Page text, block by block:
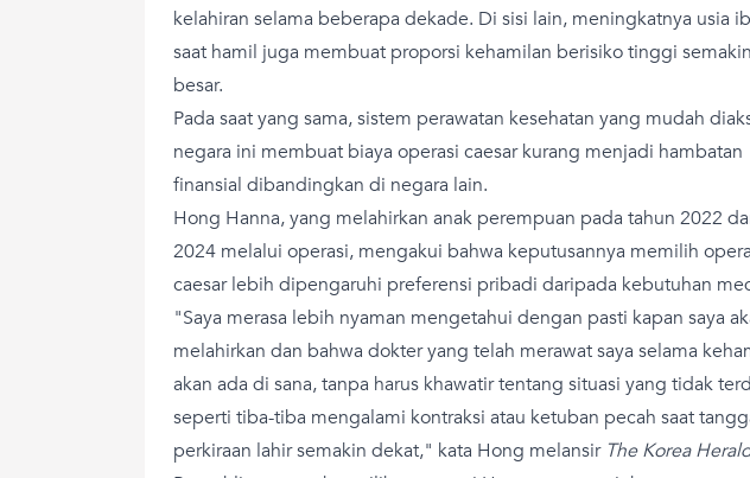
kelahiran selama beberapa dekade. Di sisi lain, meningkatnya usia
saat hamil juga membuat proporsi kehamilan berisiko tinggi semakin
besar.
Pada saat yang sama, sistem perawatan kesehatan yang mudah
negara ini membuat biaya operasi caesar kurang menjadi hambatan
finansial dibandingkan di negara lain.
Hong Hanna, yang melahirkan anak perempuan pada tahun 2022
2024 melalui operasi, mengakui bahwa keputusannya memilih
caesar lebih dipengaruhi preferensi pribadi daripada kebutuhan
"Saya merasa lebih nyaman mengetahui dengan pasti kapan saya
melahirkan dan bahwa dokter yang telah merawat saya selama
akan ada di sana, tanpa harus khawatir tentang situasi yang tidak
seperti tiba-tiba mengalami kontraksi atau ketuban pecah saat
perkiraan lahir semakin dekat," kata Hong melansir The Korea